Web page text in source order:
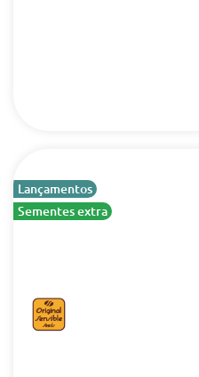
Lançamentos
Sementes extra